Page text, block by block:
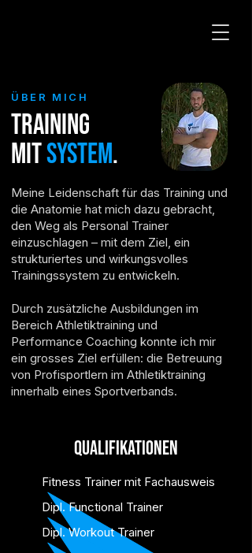
ÜBER MICH
Training
mitSystem.
Meine Leidenschaft für das Training und
die Anatomie hat mich dazu gebracht,
den Weg als Personal Trainer
einzuschlagen – mit dem Ziel, ein
strukturiertes und wirkungsvolles
Trainingssystem zu entwickeln.
Durch zusätzliche Ausbildungen im
Bereich Athletiktraining und
Performance Coaching konnte ich mir
ein grosses Ziel erfüllen: die Betreuung
von Profisportlern im Athletiktraining
innerhalb eines Sportverbands.​
Qualifikationen
Fitness Trainer mit Fachausweis
Dipl. Functional Trainer
Dipl. Workout Trainer